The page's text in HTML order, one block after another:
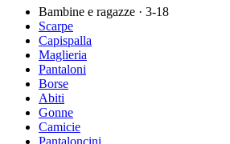
Bambine e ragazze · 3-18
Scarpe
Capispalla
Maglieria
Pantaloni
Borse
Abiti
Gonne
Camicie
Pantaloncini